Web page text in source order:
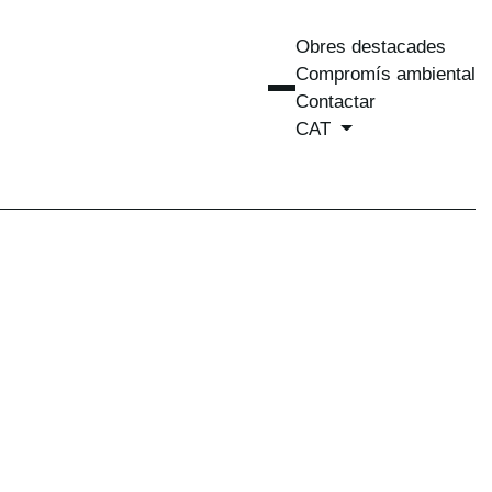
Obres destacades
Compromís ambiental
Contactar
CAT